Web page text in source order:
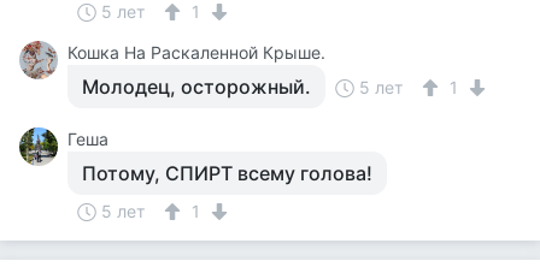
5 лет
1
Кошка На Раскаленной Крыше.
Молодец, осторожный. 5 лет 1
Геша
Потому, СПИРТ всему голова!
5 лет 1